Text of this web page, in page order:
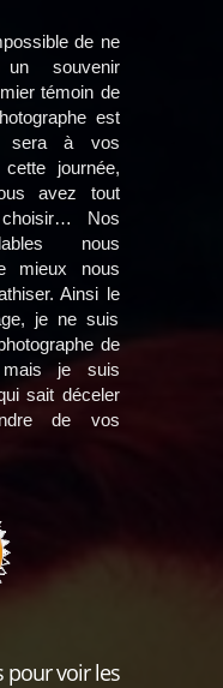
de ne
souvenir
témoin de
est
sera à vos
journée,
avez tout
Nos
nous
mieux nous
Ainsi le
je ne suis
de
mais je suis
sait déceler
de vos
pour voir les